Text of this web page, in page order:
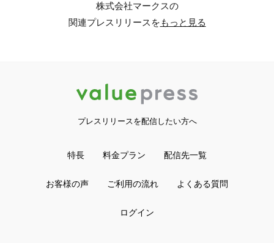
株式会社マークスの
関連プレスリリースをもっと見る
プレスリリースを配信したい方へ
特長 料金プラン 配信先一覧
お客様の声 ご利用の流れ よくある質問
ログイン